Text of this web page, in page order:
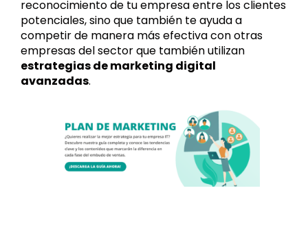
reconocimiento de tu empresa entre los clientes
potenciales, sino que también te ayuda a
competir de manera más efectiva con otras
empresas del sector que también utilizan
estrategias de marketing digital
avanzadas.